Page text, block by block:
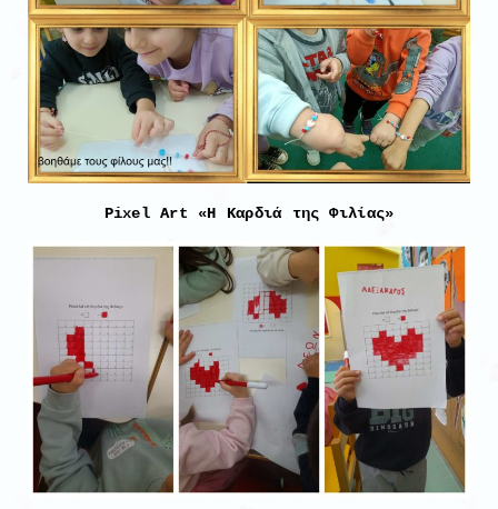
Pixel Art «Η Καρδιά της Φιλίας»